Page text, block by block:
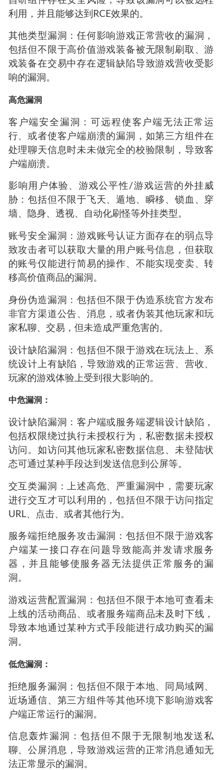
利用，并且能够达到RCE效果的。
其他类型漏洞：任何影响游戏正常营收的漏洞，
包括但不限于高价值游戏装备被无限制刷取、游
戏装备在交易中存在逻辑缺陷导致游戏营收受影
响的漏洞。
高危漏洞
客户端安全漏洞：可远程使客户端无法正常运
行、或者使客户端崩溃的漏洞，如第三方组件在
处理聊天信息时未未做完全的校验限制，导致客
户端崩溃。
影响用户体验、游戏公平性/游戏运营的外挂威
胁：包括但不限于飞天、遁地、瞬移、锁血、穿
墙、隐身、透视、自动化刷怪等外挂类型。
账号安全漏洞：游戏账号认证方面存在的弱点导
致攻击者可以获取大量的用户账号信息，但获取
的账号仅能进行简易的操作、不能实现变卖、转
移高价值商品的漏洞。
身份伪造漏洞：包括但不限于伪造系统官方发布
非官方渠道公告、消息，或者伪装其他玩家和玩
家私聊、交易，但未造成严重危害的。
设计缺陷漏洞：包括但不限于游戏在玩法上、系
统设计上有缺陷，导致游戏的正常运营、营收、
玩家的游戏体验上受到很大影响的。
中危漏洞：
设计缺陷漏洞：客户端或服务端逻辑设计缺陷，
包括权限绕过执行未授权行为，私密数据未授权
访问。如访问其他玩家私密数据信息、未登陆状
态可通过某种手段达到发送信息到公屏等。
交互类漏洞：上述高危、严重漏洞中，需要玩家
进行交互才可以利用的，包括但不限于访问指定
URL、点击、或者其他行为。
服务端拒绝服务攻击漏洞：包括但不限于游戏客
户端某一接口存在问题导致能高并发请求服务
器，并且能够使服务器无法提供正常服务的漏
洞。
游戏运营配置漏洞：包括但不限于本地可查看未
上线的活动商品、或者服务端商品未及时下线，
导致本地通过某种方式手段能进行成功购买的漏
洞。
低危漏洞：
拒绝服务漏洞：包括但不限于本地、同局域网、
近场通信、第三方组件等其他环境下影响游戏客
户端正常运行的漏洞。
信息轰炸漏洞：包括但不限于无限制地发送私
聊、公屏消息，导致游戏运营的正常消息通知无
法正常显示的漏洞。